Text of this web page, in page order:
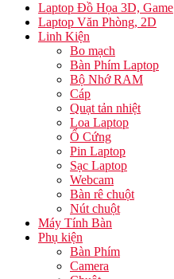
Laptop Đồ Họa 3D, Game
Laptop Văn Phòng, 2D
Linh Kiện
Bo mạch
Bàn Phím Laptop
Bộ Nhớ RAM
Cáp
Quạt tản nhiệt
Loa Laptop
Ổ Cứng
Pin Laptop
Sạc Laptop
Webcam
Bàn rê chuột
Nút chuột
Máy Tính Bàn
Phụ kiện
Bàn Phím
Camera